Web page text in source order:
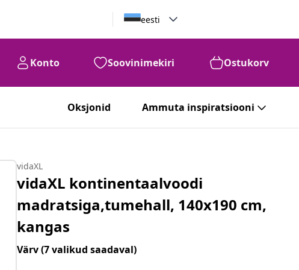
eesti
Konto Soovinimekiri Ostukorv
Oksjonid Ammuta inspiratsiooni
vidaXL
vidaXL kontinentaalvoodi
madratsiga,tumehall, 140x190 cm,
kangas
Värv(7 valikud saadaval)